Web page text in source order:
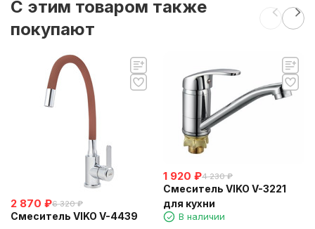
C этим товаром также
покупают
2 870 ₽6 320 ₽
Смеситель VIKO V-4439
1 920 ₽4 230 ₽
Смеситель VIKO V-3221
для кухни
В наличии